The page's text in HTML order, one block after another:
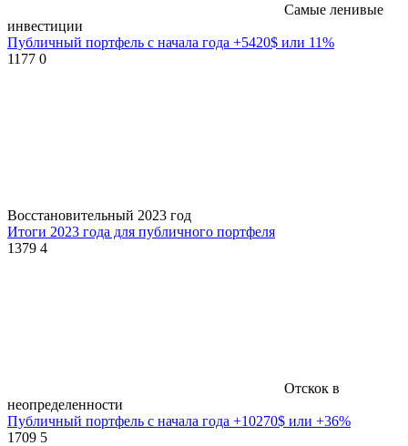
Самые ленивые
инвестиции
Публичный портфель с начала года +5420$ или 11%
1177 0
Восстановительный 2023 год
Итоги 2023 года для публичного портфеля
1379 4
Отскок в
неопределенности
Публичный портфель с начала года +10270$ или +36%
1709 5